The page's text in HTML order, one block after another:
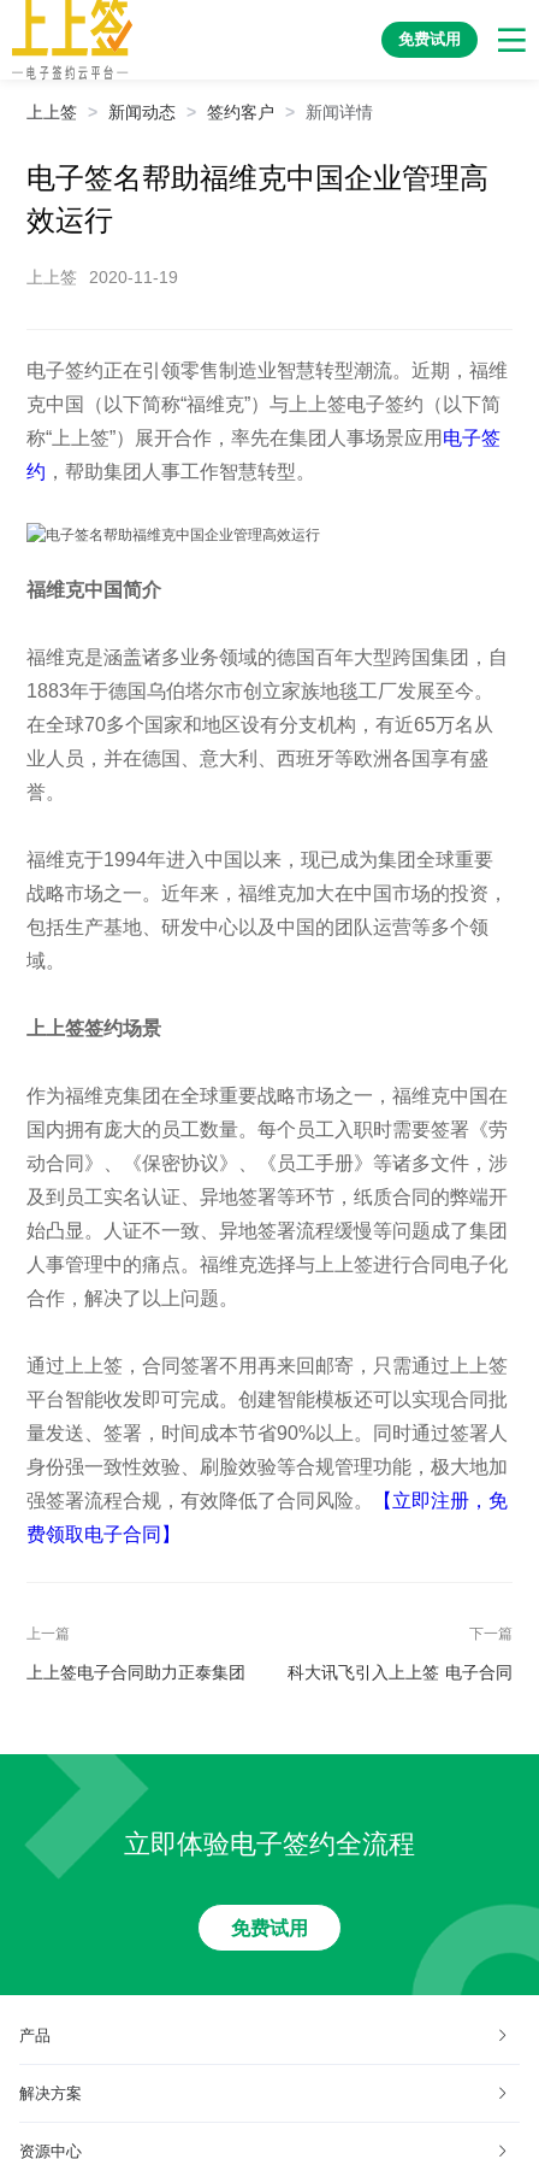
免费试用
上上签 > 新闻动态 > 签约客户 > 新闻详情
电子签名帮助福维克中国企业管理高
效运行
上上签 2020-11-19
电子签约正在引领零售制造业智慧转型潮流。近期，福维
克中国（以下简称“福维克”）与上上签电子签约（以下简
称“上上签”）展开合作，率先在集团人事场景应用 电子签
约 ，帮助集团人事工作智慧转型。
福维克中国简介
福维克是涵盖诸多业务领域的德国百年大型跨国集团，自
1883年于德国乌伯塔尔市创立家族地毯工厂发展至今。
在全球70多个国家和地区设有分支机构，有近65万名从
业人员，并在德国、意大利、西班牙等欧洲各国享有盛
誉。
福维克于1994年进入中国以来，现已成为集团全球重要
战略市场之一。近年来，福维克加大在中国市场的投资，
包括生产基地、研发中心以及中国的团队运营等多个领
域。
上上签签约场景
作为福维克集团在全球重要战略市场之一，福维克中国在
国内拥有庞大的员工数量。每个员工入职时需要签署《劳
动合同》、《保密协议》、《员工手册》等诸多文件，涉
及到员工实名认证、异地签署等环节，纸质合同的弊端开
始凸显。人证不一致、异地签署流程缓慢等问题成了集团
人事管理中的痛点。福维克选择与上上签进行合同电子化
合作，解决了以上问题。
通过上上签，合同签署不用再来回邮寄，只需通过上上签
平台智能收发即可完成。创建智能模板还可以实现合同批
量发送、签署，时间成本节省90%以上。同时通过签署人
身份强一致性效验、刷脸效验等合规管理功能，极大地加
强签署流程合规，有效降低了合同风险。
【立即注册，免
费领取电子合同】
上一篇
上上签电子合同助力正泰集团
下一篇
科大讯飞引入上上签 电子合同
立即体验电子签约全流程
免费试用
产品
解决方案
资源中心